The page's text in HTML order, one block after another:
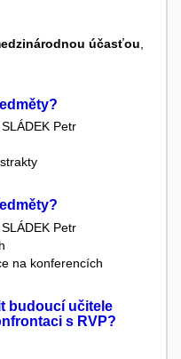
účasťou
SLÁDEK Petr
SLÁDEK Petr
na konferencích
budoucí učitele
s RVP?